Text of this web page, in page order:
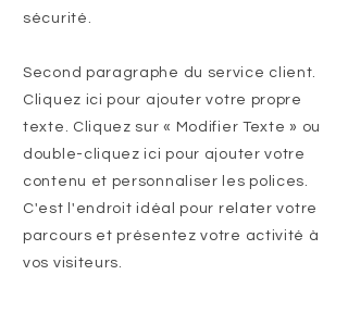
sécurité.
Second paragraphe du service client.
Cliquez ici pour ajouter votre propre
texte. Cliquez sur « Modifier Texte » ou
double-cliquez ici pour ajouter votre
contenu et personnaliser les polices.
C'est l'endroit idéal pour relater votre
parcours et présentez votre activité à
vos visiteurs.